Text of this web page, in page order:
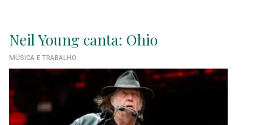
Neil Young canta: Ohio
MÚSICA E TRABALHO